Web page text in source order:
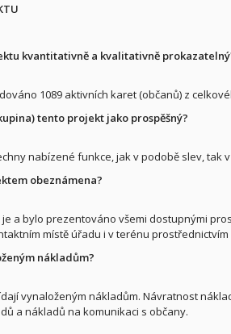
kvantitativně a kvalitativně
1089 aktivních karet (občanů) z
tento projekt jako prospěšný?
nabízené funkce, jak v podobě slev, tak
obeznámena?
a bylo prezentováno všemi dostupnými
místě úřadu i v terénu
nákladům?
vynaloženým nákladům. Návratnost
a nákladů na komunikaci s občany.